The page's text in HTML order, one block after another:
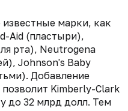
марки, как
Aid (пластыри),
рта), Neutrogena
Johnson's Baby
Добавление
Kimberly-Clark
до 32 млрд долл. Тем